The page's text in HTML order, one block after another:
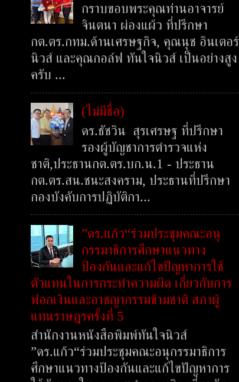
กราบขอบพระคุณท่านอาจารย์
จินตนา ผ่องแผ้ว ที่ปรึกษา
กต.ตร.กทม.ด้านเศรษฐกิจ, คุณนุช อินเตอร์
นิวส์ และคุณกอล์ฟ ทันใจนิวส์ เป็นอย่างสูง
ครับ ...
(ไม่มีชื่อ)
ดร.ธัชวิน สุรเศรษฐ ที่ปรึกษา
รองผู้บัญชาการตำรวจแห่ง
ชาติ,ประธานกต.ตร.บก.น.1 - ประธาน
กต.ตร.สน.ชนะสงคราม, ประธานที่ปรึกษา
กองบังคับการปฏิบัติกา...
”ดร.แก้ว“ร่วมประชุมคณะอนุ
กรรมาธิการศึกษาแนวทาง
ป้องกันและแก้ไขปัญหาการใช้
ตัวแทนในการกระทำความผิด เกี่ยวกับการ
ฟอกเงินและอาชญากรรมข้ามชาติ สภาผู้
แทนราษฎรครั้งที่ 5
สำนักงานหนังสือพิมพ์ทันใจนิวส์
”ดร.แก้ว“ร่วมประชุมคณะอนุกรรมาธิการ
ศึกษาแนวทางป้องกันและแก้ไขปัญหาการ